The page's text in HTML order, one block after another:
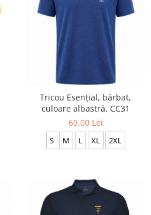
Tricou Esențial, bărbat,
culoare albastră, CC31
69,00 Lei
S M L XL 2XL